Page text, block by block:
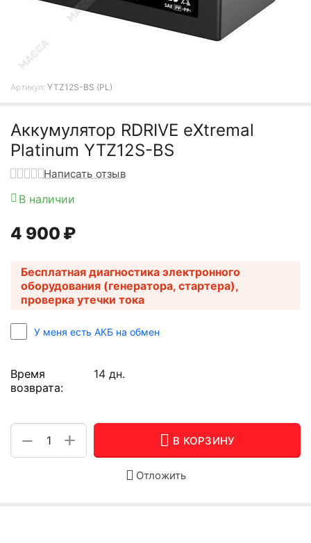
Артикул: YTZ12S-BS (PL)
Аккумулятор RDRIVE eXtremal
Platinum YTZ12S-BS
Написать отзыв
В наличии
4 900 ₽
Бесплатная диагностика электронного
оборудования (генератора, стартера),
проверка утечки тока
У меня есть АКБ на обмен
Время
возврата:
14 дн.
+
− В КОРЗИНУ
Отложить